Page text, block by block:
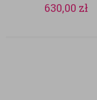
630,00 zł